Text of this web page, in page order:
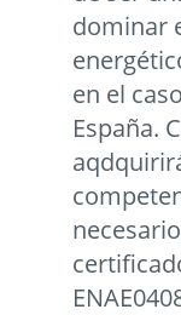
dominar
en el
España.